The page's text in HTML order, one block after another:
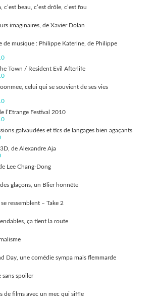
beau, c’est drôle, c’est fou
imaginaires, de Xavier Dolan
de musique : Philippe Katerine, de Philippe
Town / Resident Evil Afterlife
celui qui se souvient de ses vies
l’Etrange Festival 2010
galvaudées et tics de langages bien agaçants
de Alexandre Aja
Lee Chang-Dong
glaçons, un Blier honnête
ressemblent – Take 2
ça tient la route
Day, une comédie sympa mais flemmarde
spoiler
de films avec un mec qui siffle